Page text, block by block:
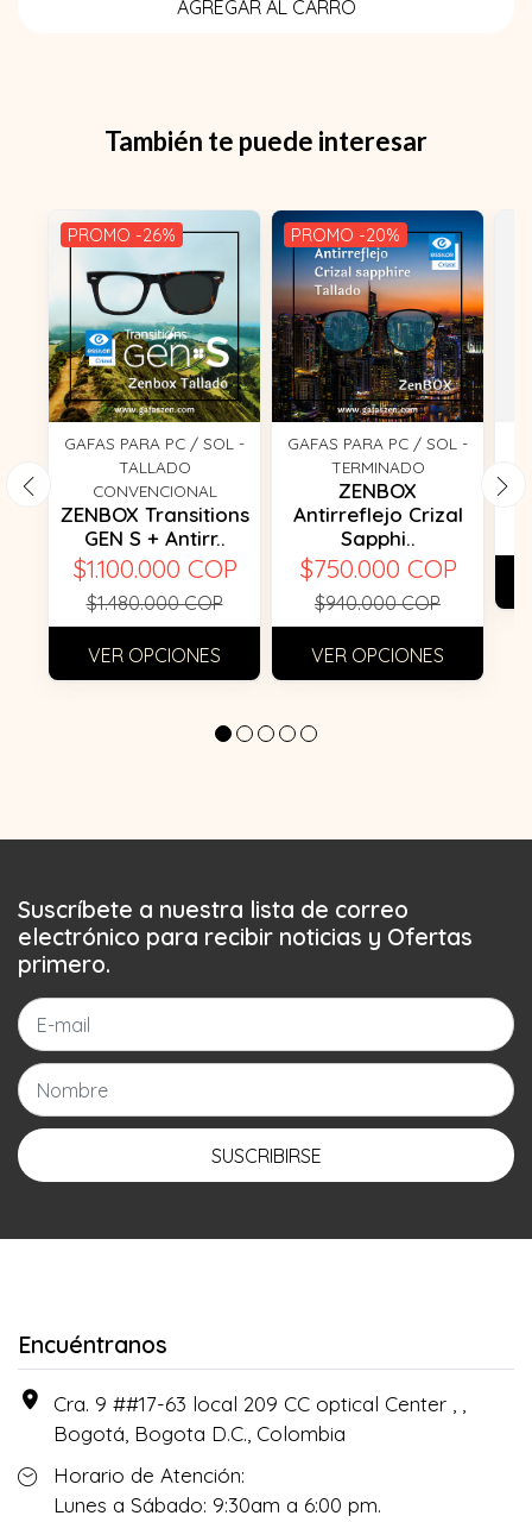
También te puede interesar
PROMO -26%
GAFAS PARA PC / SOL -
TALLADO
CONVENCIONAL
ZENBOX Transitions
GEN S + Antirr..
$1.100.000 COP
$1.480.000 COP
VER OPCIONES
PROMO -20%
GAFAS PARA PC / SOL -
TERMINADO
ZENBOX
Antirreflejo Crizal
Sapphi..
$750.000 COP
$940.000 COP
VER OPCIONES
Suscríbete a nuestra lista de correo
electrónico para recibir noticias y Ofertas
primero.
SUSCRIBIRSE
Encuéntranos
Cra. 9 ##17-63 local 209 CC optical Center , ,
Bogotá, Bogota D.C., Colombia
Horario de Atención:
Lunes a Sábado: 9:30am a 6:00 pm.